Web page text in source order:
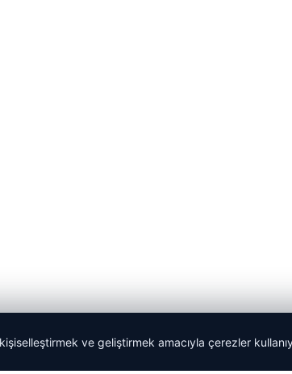
ve geliştirmek amacıyla çerezler